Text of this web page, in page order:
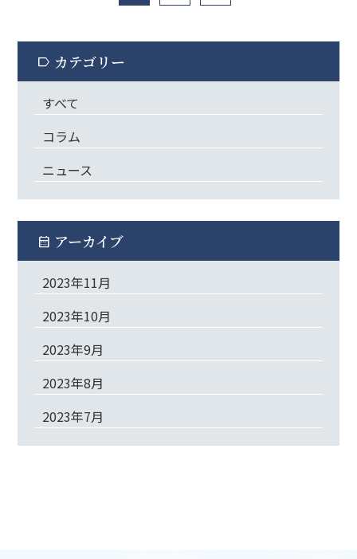
label カテゴリー
すべて
コラム
ニュース
calendar_month アーカイブ
2023年11月
2023年10月
2023年9月
2023年8月
2023年7月